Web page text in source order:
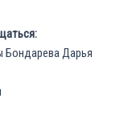
Бондарева Дарья